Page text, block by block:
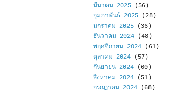
มีนาคม 2025 (56)
กุมภาพันธ์ 2025 (28)
มกราคม 2025 (36)
ธันวาคม 2024 (48)
พฤศจิกายน 2024 (61)
ตุลาคม 2024 (57)
กันยายน 2024 (60)
สิงหาคม 2024 (51)
กรกฎาคม 2024 (68)